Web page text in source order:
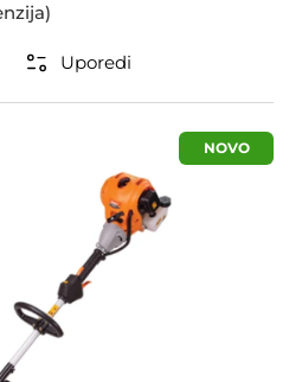
Uporedi
NOVO